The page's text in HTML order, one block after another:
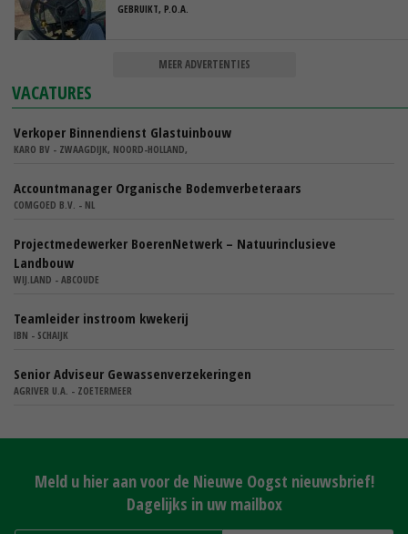
GEBRUIKT, P.O.A.
MEER ADVERTENTIES
VACATURES
Verkoper Binnendienst Glastuinbouw
KARO BV - ZWAAGDIJK, NOORD-HOLLAND,
Accountmanager Organische Bodemverbeteraars
COMGOED B.V. - NL
Projectmedewerker BoerenNetwerk – Natuurinclusieve
Landbouw
WIJ.LAND - ABCOUDE
Teamleider instroom kwekerij
IBN - SCHAIJK
Senior Adviseur Gewassenverzekeringen
AGRIVER U.A. - ZOETERMEER
Meld u hier aan voor de Nieuwe Oogst nieuwsbrief!
Dagelijks in uw mailbox